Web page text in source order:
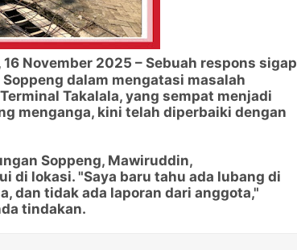
November 2025 – Sebuah respons sigap
dalam mengatasi masalah
Takalala, yang sempat menjadi
menganga, kini telah diperbaiki dengan
Soppeng, Mawiruddin,
di lokasi. "Saya baru tahu ada lubang di
dan tidak ada laporan dari anggota,"
tindakan.